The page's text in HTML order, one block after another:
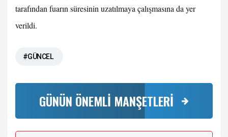
tarafından fuarın süresinin uzatılmaya çalışmasına da yer
verildi.
#GÜNCEL
GÜNÜN ÖNEMLİ MANŞETLERİ